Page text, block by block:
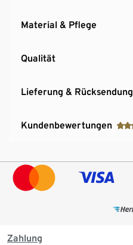
Material & Pflege
Qualität
Lieferung & Rücksendung
Kundenbewertungen
Zahlung